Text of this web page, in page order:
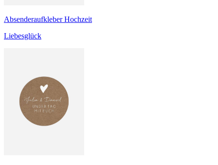
Absenderaufkleber Hochzeit
Liebesglück